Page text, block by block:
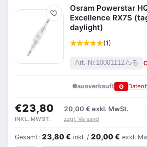
Merken
Osram Powerstar
Excellence RX7S
daylight)
(1)
Art.-Nr.1000111275
ausverkauft G
€23,80 20,00 € exkl. MwSt.
INKL. MWST. zzgl. Versand
Gesamt: 23,80 € inkl. / 20,00 € exkl.